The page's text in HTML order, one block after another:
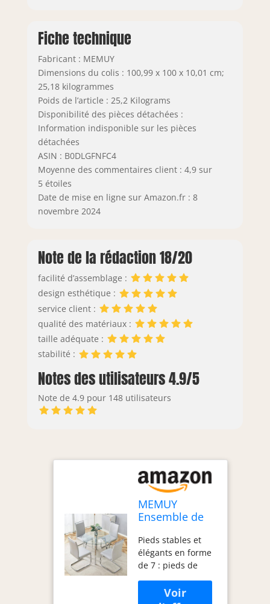
minutes. Profitez
ensemble de salle
à manger en peu
de temps
Emballage multiple
garantir une
optimale du verre,
séparées, qui
peuvent arriver à
différents
moments. Si vous
avez des questions
sur cet ensemble
de salle à manger,
sommes là pour
vous aider dans les
12 heures
Fiche technique
Fabricant : MEMUY
Dimensions du colis : 100,99 x 100 x 10,01 cm;
25,18 kilogrammes
Poids de l’article : 25,2 Kilograms
Disponibilité des pièces détachées :
Information indisponible sur les pièces
détachées
ASIN : B0DLGFNFC4
Moyenne des commentaires client : 4,9 sur
5 étoiles
Date de mise en ligne sur Amazon.fr : 8
novembre 2024
Note de la rédaction 18/20
facilité d’assemblage :
design esthétique :
service client :
qualité des matériaux :
taille adéquate :
stabilité :
Notes des utilisateurs 4.9/5
Note de 4.9 pour 148 utilisateurs
MEMUY
Ensemble de
manger ronde
pour 4
personnes en
verre de 11,1
cm avec pieds
Pieds stables et
élégants en forme
de 7 : pieds de
17,8 cm avec
plaque chromée,